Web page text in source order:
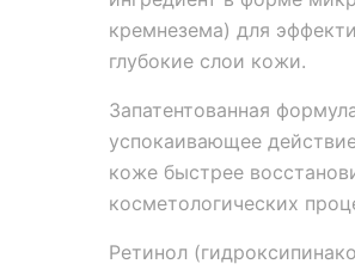
кремнезема) для
глубокие слои кожи.
Запатентованная
успокаивающее
коже быстрее
косметологических
Ретинол